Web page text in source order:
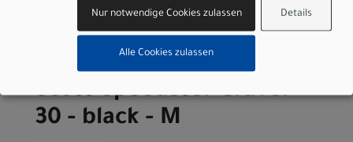
IN DEN WARENKORB
Scott Speedster Gravel
30 - black - M
Details
Nur notwendige Cookies zulassen
Alle Cookies zulassen